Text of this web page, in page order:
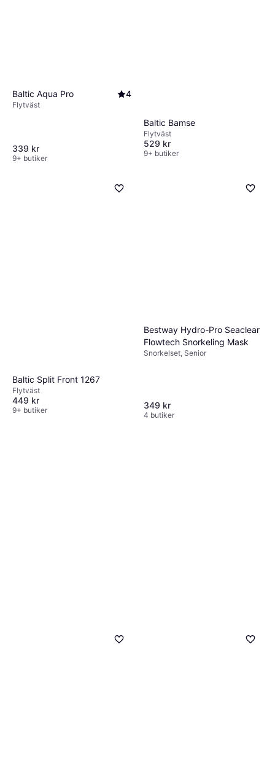
Baltic Aqua Pro 4
Flytväst
339 kr
9+ butiker
Baltic Bamse
Flytväst
529 kr
9+ butiker
Baltic Split Front 1267
Flytväst
449 kr
9+ butiker
Bestway Hydro-Pro Seaclear
Flowtech Snorkeling Mask
Snorkelset, Senior
349 kr
4 butiker